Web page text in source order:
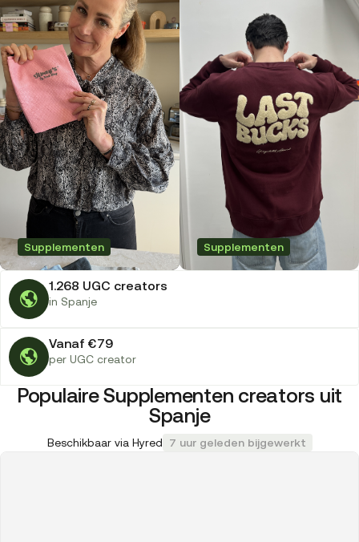
1.268 UGC creators
in Spanje
Supplementen Supplementen
Vanaf €79
per UGC creator
Populaire Supplementen creators uit
Spanje
Beschikbaar via Hyred 7 uur geleden bijgewerkt